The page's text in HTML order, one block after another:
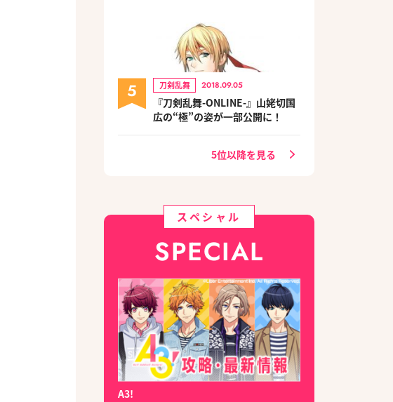
5 刀剣乱舞 2018.09.05
『刀剣乱舞-ONLINE-』山姥切国
広の“極”の姿が一部公開に！
5位以降を見る
スペシャル
SPECIAL
A3!